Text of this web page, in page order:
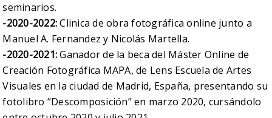
seminarios.
-2020-2022:Clinica de obra fotográfica online junto a
Manuel A. Fernandez y Nicolás Martella.
-2020-2021:Ganador de la beca del Máster Online de
Creación Fotográfica MAPA, de Lens Escuela de Artes
Visuales en la ciudad de Madrid, España, presentando su
fotolibro “Descomposición” en marzo 2020, cursándolo